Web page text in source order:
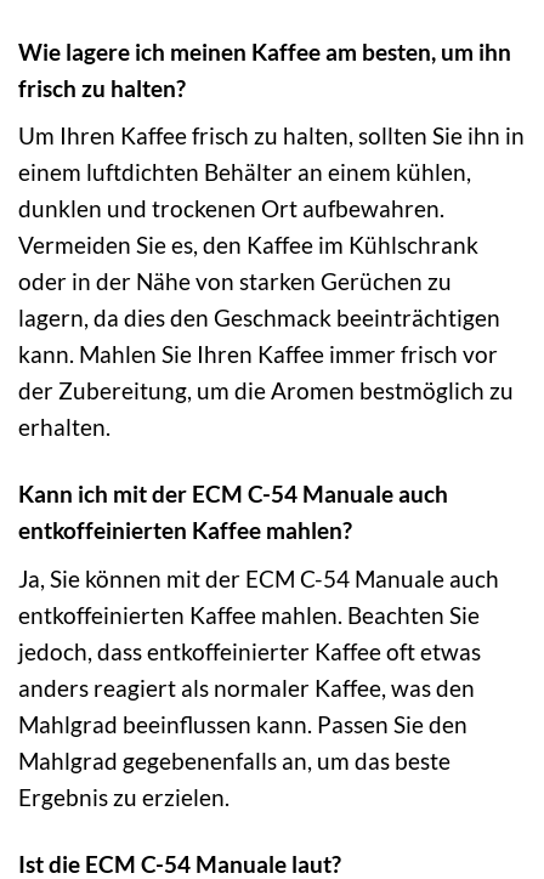
Wie lagere ich meinen Kaffee am besten, um ihn
frisch zu halten?
Um Ihren Kaffee frisch zu halten, sollten Sie ihn in
einem luftdichten Behälter an einem kühlen,
dunklen und trockenen Ort aufbewahren.
Vermeiden Sie es, den Kaffee im Kühlschrank
oder in der Nähe von starken Gerüchen zu
lagern, da dies den Geschmack beeinträchtigen
kann. Mahlen Sie Ihren Kaffee immer frisch vor
der Zubereitung, um die Aromen bestmöglich zu
erhalten.
Kann ich mit der ECM C-54 Manuale auch
entkoffeinierten Kaffee mahlen?
Ja, Sie können mit der ECM C-54 Manuale auch
entkoffeinierten Kaffee mahlen. Beachten Sie
jedoch, dass entkoffeinierter Kaffee oft etwas
anders reagiert als normaler Kaffee, was den
Mahlgrad beeinflussen kann. Passen Sie den
Mahlgrad gegebenenfalls an, um das beste
Ergebnis zu erzielen.
Ist die ECM C-54 Manuale laut?